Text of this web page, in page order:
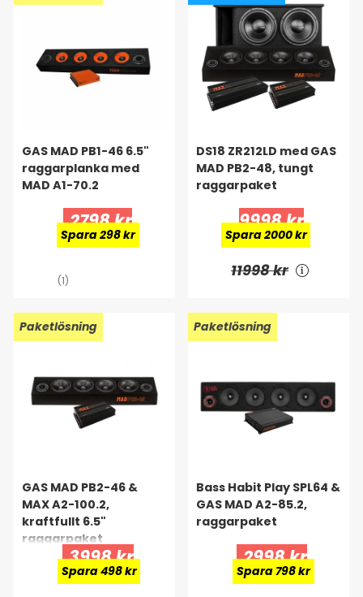
GAS MAD PB1-46 6.5"
raggarplanka med
MAD A1-70.2
2798 kr
Spara 298 kr
(1)
DS18 ZR212LD med GAS
MAD PB2-48, tungt
raggarpaket
9998 kr
Spara 2000 kr
11998 kr
Paketlösning
GAS MAD PB2-46 &
MAX A2-100.2,
kraftfullt 6.5"
raggarpaket
3998 kr
Spara 498 kr
Paketlösning
Bass Habit Play SPL64 &
GAS MAD A2-85.2,
raggarpaket
2998 kr
Spara 798 kr